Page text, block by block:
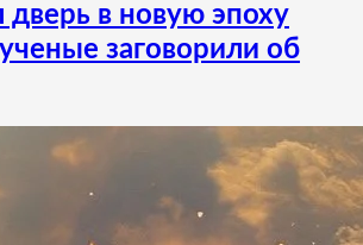
в новую эпоху
заговорили об